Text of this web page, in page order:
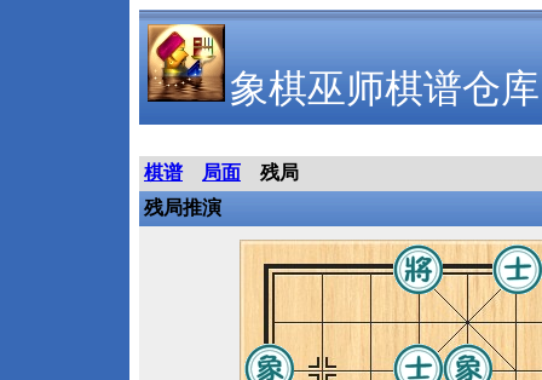
象棋巫师棋谱仓库
棋谱 局面
残局
残局推演